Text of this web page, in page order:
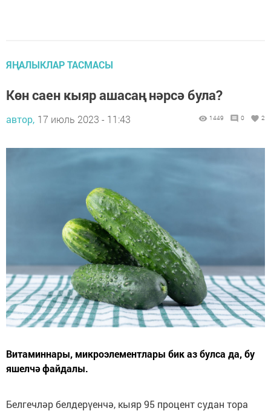
ЯҢАЛЫКЛАР ТАСМАСЫ
Көн саен кыяр ашасаң нәрсә була?
автор, 17 июль 2023 - 11:43 1449 0 2
Витаминнары, микроэлементлары бик аз булса да, бу
яшелчә файдалы.
Белгечләр белдерүенчә, кыяр 95 процент судан тора